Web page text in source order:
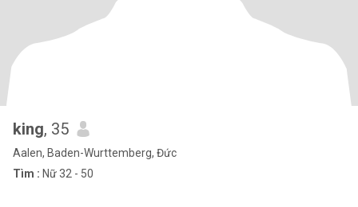
king, 35
Aalen, Baden-Wurttemberg, Đức
Tìm : Nữ 32 - 50